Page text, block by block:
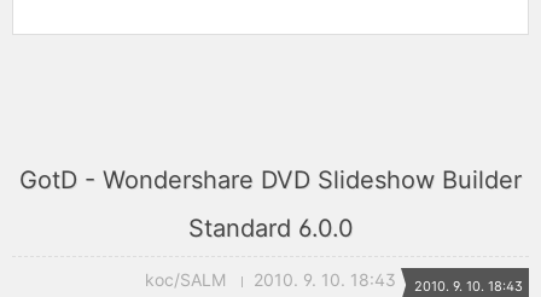
GotD - Wondershare DVD Slideshow Builder
Standard 6.0.0
koc/SALM 2010. 9. 10. 18:43 2010. 9. 10. 18:43